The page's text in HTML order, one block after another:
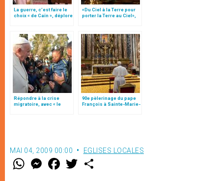
La guerre, c’est faire le
choix « de Caïn », déplore
«Du Ciel à la Terre pour
porter la Terre au Ciel»,
Répondre à la crise
migratoire, avec « le
90e pèlerinage du pape
François à Sainte-Marie-
MAI 04, 2009 00:00 EGLISES LOCALES
W M
e
F
a w